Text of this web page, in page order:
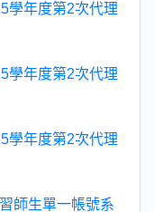
學年度第2次代理
學年度第2次代理
學年度第2次代理
師生單一帳號系